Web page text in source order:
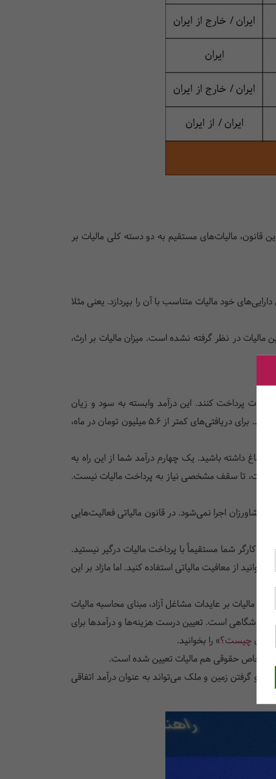
مالیات‌های مستقیم به دو دسته کلی مالیات بر
خود مالیات متناسب با آن را بپردازد. یعنی مثلا
مالیات در نظر گرفته نشده است. میزان مالیات بر ارث،
پرداخت کنند. این درآمد وابسته به سود و زیان
شماست. هرچه عملکرد بهتری در بازار مالی داشته باشید، مالیات بیشتری می‌دهید. البته شما با هر مبلغ درآمد مشمول مالیات نخواهید شد. برای دریافتی‌های کمتر از 5.6 میلیون تومان در ماه،
و باغ داشته باشید. یک چهارم درآمد شما از این راه به
است، تا سقف مشخصی نیاز به پرداخت مالیات نیست.
کشاورزان اجرا نمی‌شود. در قانون مالیاتی فعالیت‌هایی
کارگر شما مستقیماً با پرداخت مالیات درگیر نیستید.
موظف به کسر مالیات و ریختن آن به حساب دولت است. تا سقف 5.6 میلیون تومان، می‌توانید از معافیت مالیاتی استفاده کنید. اما مازاد بر این
مالیات بر عایدات مشاغل آزاد، مبنای محاسبه مالیات
فروشگاهی است. تعیین درست هزینه‌ها و درآمدها برای
مودیان چیست؟» را بخوانید.
اشخاص حقوقی هم مالیات تعیین شده است.
و گرفتن زمین و ملک می‌تواند به عنوان درآمد اتفاقی